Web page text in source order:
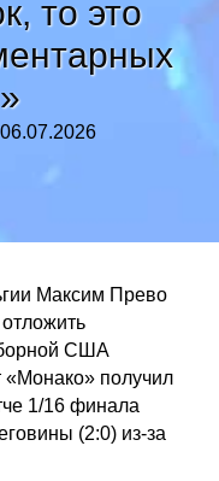
то это
Максим Прево
США
«Монако» получил
1/16 финала
(2:0) из-за